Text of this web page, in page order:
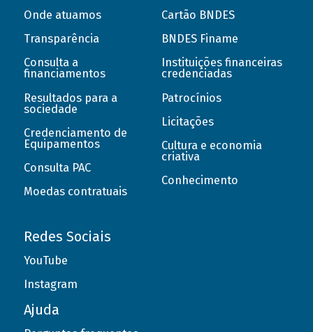
Onde atuamos
Transparência
Consulta a
financiamentos
Resultados para a
sociedade
Credenciamento de
Equipamentos
Consulta PAC
Moedas contratuais
Cartão BNDES
BNDES Finame
Instituições financeiras
credenciadas
Patrocínios
Licitações
Cultura e economia
criativa
Conhecimento
Redes Sociais
YouTube
Instagram
Ajuda